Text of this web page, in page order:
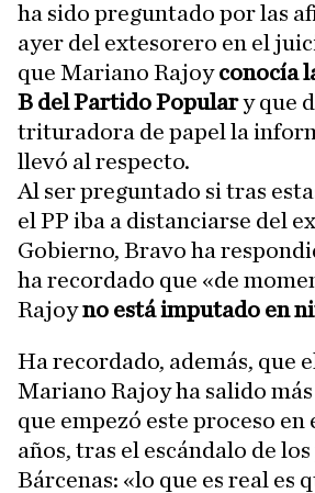
ha sido preguntado por las
ayer del extesorero en el
que Mariano Rajoyconocía
B del Partido Populary que
trituradora de papel la
llevó al respecto.
Al ser preguntado si tras
el PP iba a distanciarse del
Gobierno, Bravo ha
ha recordado que «de
Rajoyno está imputado en
Ha recordado, además, que
Mariano Rajoy ha salido más
que empezó este proceso en
años, tras el escándalo de
Bárcenas: «lo que es real es